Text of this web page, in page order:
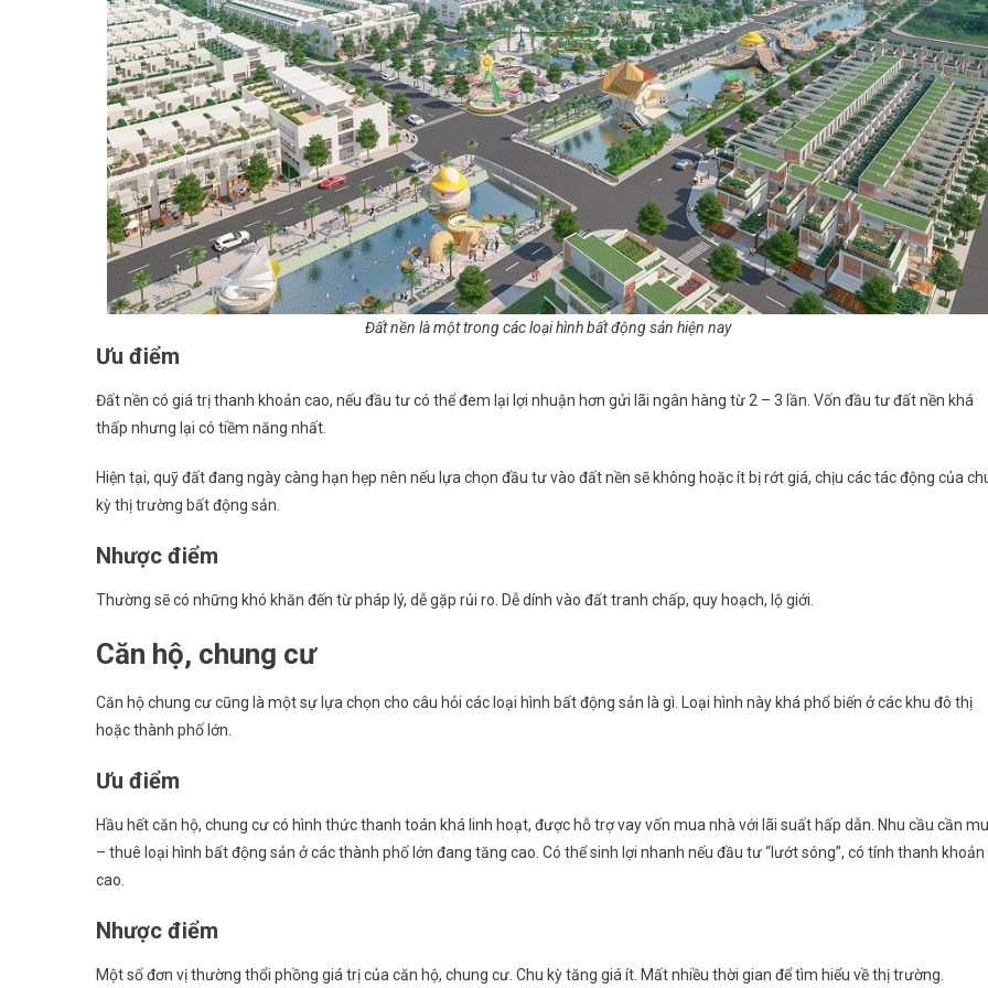
Đất nền là một trong các loại hình bất động sản hiện nay
Ưu điểm
Đất nền có giá trị thanh khoản cao, nếu đầu tư có thể đem lại lợi nhuận hơn gửi lãi ngân hàng từ 2 – 3 lần. Vốn đầu tư đất nền khá
thấp nhưng lại có tiềm năng nhất.
Hiện tại, quỹ đất đang ngày càng hạn hẹp nên nếu lựa chọn đầu tư vào đất nền sẽ không hoặc ít bị rớt giá, chịu các tác động của
kỳ thị trường bất động sản.
Nhược điểm
Thường sẽ có những khó khăn đến từ pháp lý, dễ gặp rủi ro. Dễ dính vào đất tranh chấp, quy hoạch, lộ giới.
Căn hộ, chung cư
Căn hộ chung cư cũng là một sự lựa chọn cho câu hỏi các loại hình bất động sản là gì. Loại hình này khá phổ biến ở các khu đô thị
hoặc thành phố lớn.
Ưu điểm
Hầu hết căn hộ, chung cư có hình thức thanh toán khá linh hoạt, được hỗ trợ vay vốn mua nhà với lãi suất hấp dẫn. Nhu cầu cần
– thuê loại hình bất động sản ở các thành phố lớn đang tăng cao. Có thể sinh lợi nhanh nếu đầu tư “lướt sóng”, có tính thanh khoản
cao.
Nhược điểm
Một số đơn vị thường thổi phồng giá trị của căn hộ, chung cư. Chu kỳ tăng giá ít. Mất nhiều thời gian để tìm hiểu về thị trường.